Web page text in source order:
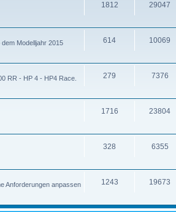
1812 29047
Modelljahr 2015 614 10069
RR - HP 4 - HP4 Race. 279 7376
1716 23804
328 6355
Anforderungen anpassen
1243 19673